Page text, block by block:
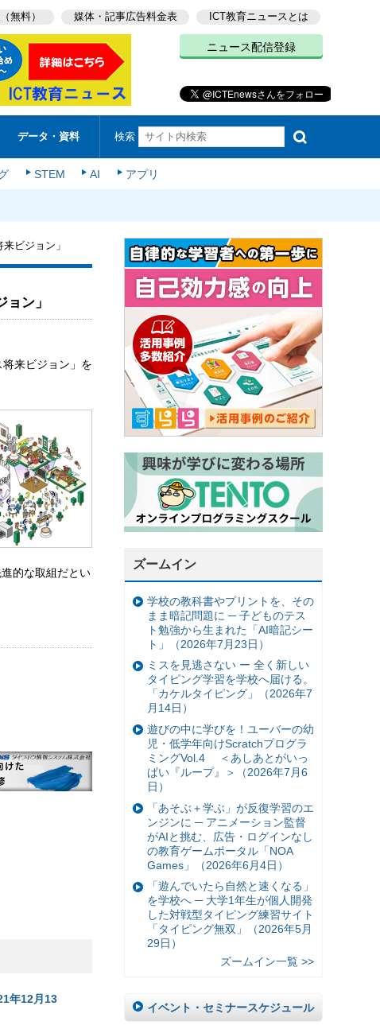
無料） 媒体・記事広告料金表 ICT教育ニュースとは
ニュース配信登録
データ・資料 検索
STEM AI アプリ
ビジョン」
ン」
来ビジョン」を
的な取組だとい
年12月13
ズームイン
学校の教科書やプリントを、その
まま暗記問題に ─ 子どものテス
ト勉強から生まれた「AI暗記シー
ト」（2026年7月23日）
ミスを見逃さない ー 全く新しい
タイピング学習を学校へ届ける。
「カケルタイピング」（2026年7
月14日）
遊びの中に学びを！ユーバーの幼
児・低学年向けScratchプログラ
ミングVol.4 ＜あしあとがいっ
ぱい『ループ』＞（2026年7月6
日）
「あそぶ＋学ぶ」が反復学習のエ
ンジンに ─ アニメーション監督
がAIと挑む、広告・ログインなし
の教育ゲームポータル「NOA
Games」（2026年6月4日）
「遊んでいたら自然と速くなる」
を学校へ ─ 大学1年生が個人開発
した対戦型タイピング練習サイト
「タイピング無双」（2026年5月
29日）
ズームイン一覧 >>
イベント・セミナースケジュール